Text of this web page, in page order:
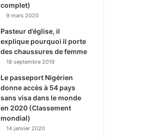
complet)
9 mars 2020
Pasteur d’église, il
explique pourquoi il porte
des chaussures de femme
18 septembre 2019
Le passeport Nigérien
donne accès à 54 pays
sans visa dans le monde
en 2020 (Classement
mondial)
14 janvier 2020